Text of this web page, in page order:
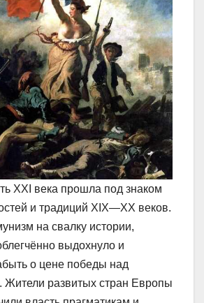
XXI века прошла под знаком
и традиций XIX—XX веков.
на свалку истории,
выдохнуло и
о цене победы над
развитых стран Европы